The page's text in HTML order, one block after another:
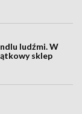
ludźmi. W
sklep